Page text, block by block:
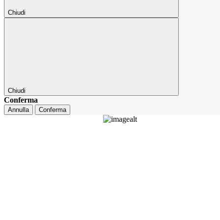
Chiudi
Chiudi
Conferma
Annulla Conferma